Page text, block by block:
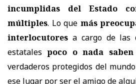
incumplidas del Estado
múltiples. Lo que más
interlocutores a cargo de las
estatalespoco o nada
verdaderos protegidos del
ese lugar por ser el amigo de